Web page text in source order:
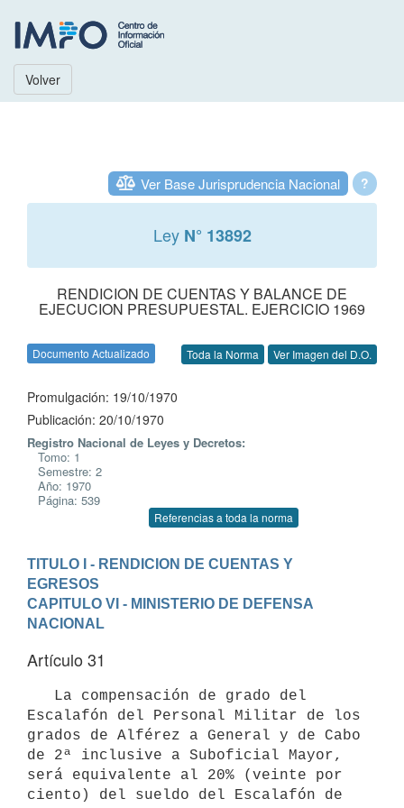
Volver
?
Ver Base Jurisprudencia Nacional
Ley N° 13892
RENDICION DE CUENTAS Y BALANCE DE
EJECUCION PRESUPUESTAL. EJERCICIO 1969
Documento Actualizado Toda la Norma Ver Imagen del D.O.
Promulgación: 19/10/1970
Publicación: 20/10/1970
Registro Nacional de Leyes y Decretos:
Tomo: 1
Semestre: 2
Año: 1970
Página: 539
Referencias a toda la norma
TITULO I - RENDICION DE CUENTAS Y
EGRESOS
CAPITULO VI - MINISTERIO DE DEFENSA
NACIONAL
Artículo 31
Escalafón del Personal Militar de los
grados de Alférez a General y de Cabo
de 2ª inclusive a Suboficial Mayor,
será equivalente al 20% (veinte por
ciento) del sueldo del Escalafón de